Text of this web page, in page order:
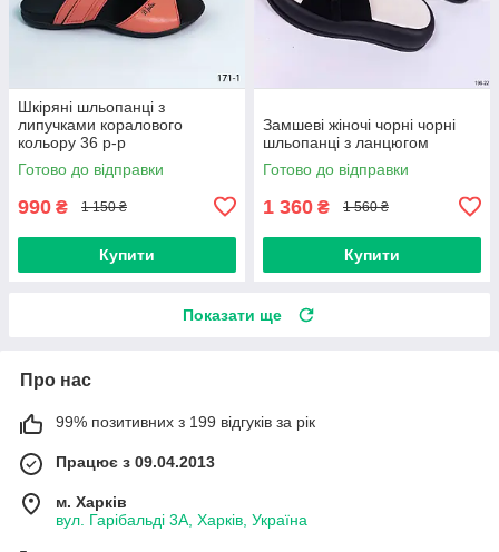
Шкіряні шльопанці з
липучками коралового
кольору 36 р-р
Готово до відправки
990 ₴ 1 150 ₴
Купити
Замшеві жіночі чорні чорні
шльопанці з ланцюгом
Готово до відправки
1 360 ₴ 1 560 ₴
Купити
Показати ще
Про нас
99% позитивних з 199 відгуків за рік
Працює з 09.04.2013
м. Харків
вул. Гарібальді 3А, Харків, Україна